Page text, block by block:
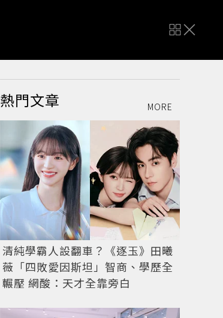
熱門文章 MORE
清純學霸人設翻車？《逐玉》田曦
薇「四敗愛因斯坦」智商、學歷全
輾壓 網酸：天才全靠旁白